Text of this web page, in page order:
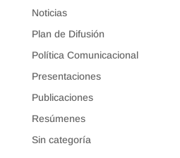
Noticias
Plan de Difusión
Política Comunicacional
Presentaciones
Publicaciones
Resúmenes
Sin categoría